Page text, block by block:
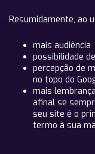
Resumidamente, ao
mais audiência
possibilidade
percepção de
no topo do
mais
afinal se
seu site é o
termo à sua